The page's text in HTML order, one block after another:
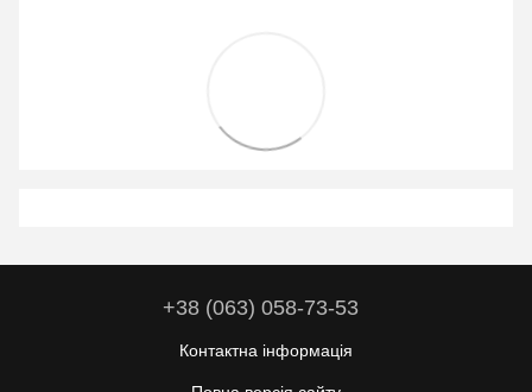
+38 (063) 058-73-53
Контактна інформація